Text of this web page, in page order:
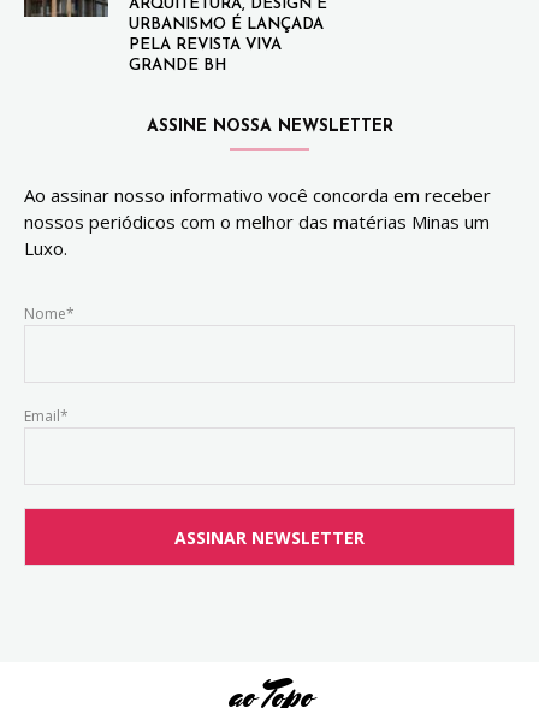
ARQUITETURA, DESIGN E
URBANISMO É LANÇADA
PELA REVISTA VIVA
GRANDE BH
ASSINE NOSSA NEWSLETTER
Ao assinar nosso informativo você concorda em receber
nossos periódicos com o melhor das matérias Minas um
Luxo.
Nome*
Email*
ao Topo